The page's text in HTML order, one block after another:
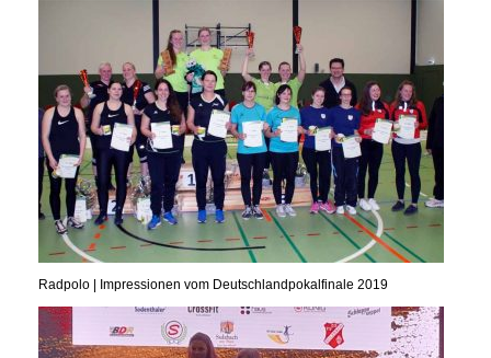
Radpolo | Impressionen vom Deutschlandpokalfinale 2019